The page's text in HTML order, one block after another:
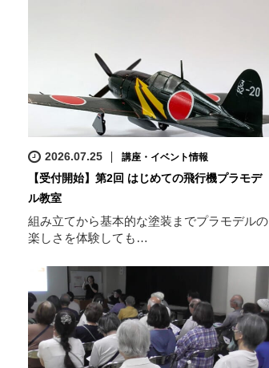
2026.07.25 講座・イベント情報
【受付開始】第2回 はじめての飛行機プラモデ
ル教室
組み立てから基本的な塗装までプラモデルの
楽しさを体験しても…